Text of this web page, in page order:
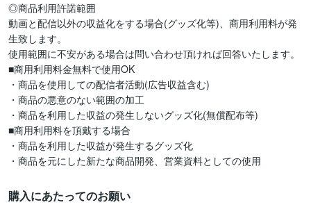
◎商品利用許諾範囲
動画と配信以外の収益化をする場合(グッズ化等)、商用利用料が発
生致します。
使用範囲に不安がある場合は問い合わせ頂ければ回答いたします。
■商用利用料金無料で使用OK
・商品を使用しての配信者活動(広告収益含む)
・商品の悪意のない範囲の加工
・商品を利用した収益の発生しないグッズ化(無償配布等)
■商用利用料を頂戴する場合
・商品を利用した収益が発生するグッズ化
・商品を元にした新たな商品開発、営業資料としての使用
購入にあたってのお願い